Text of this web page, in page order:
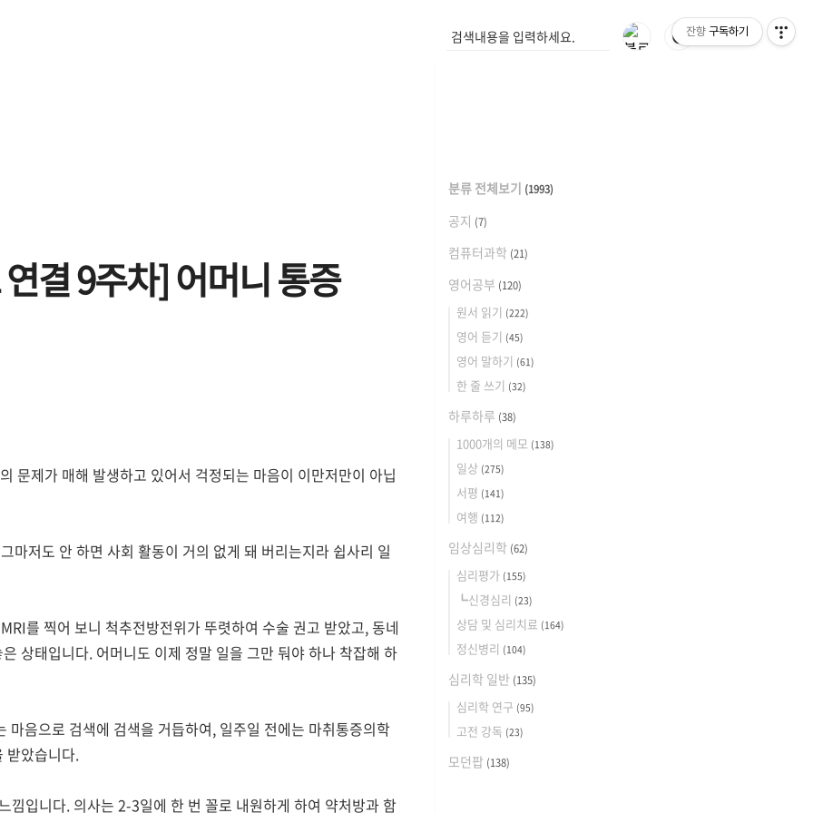
🌓
결 9주차] 어머니 통증
문제가 매해 발생하고 있어서 걱정되는 마음이 이만저만이 아닙
마저도 안 하면 사회 활동이 거의 없게 돼 버리는지라 쉽사리 일
를 찍어 보니 척추전방전위가 뚜렷하여 수술 권고 받았고, 동네
상태입니다. 어머니도 이제 정말 일을 그만 둬야 하나 착잡해 하
음으로 검색에 검색을 거듭하여, 일주일 전에는 마취통증의학
받았습니다.
낌입니다. 의사는 2-3일에 한 번 꼴로 내원하게 하여 약처방과 함
분류 전체보기 (1993)
공지 (7)
컴퓨터과학 (21)
영어공부 (120)
원서 읽기 (222)
영어 듣기 (45)
영어 말하기 (61)
한 줄 쓰기 (32)
하루하루 (38)
1000개의 메모 (138)
일상 (275)
서평 (141)
여행 (112)
임상심리학 (62)
심리평가 (155)
┗신경심리 (23)
상담 및 심리치료 (164)
정신병리 (104)
심리학 일반 (135)
심리학 연구 (95)
고전 강독 (23)
모던팝 (138)
잔향 구독하기